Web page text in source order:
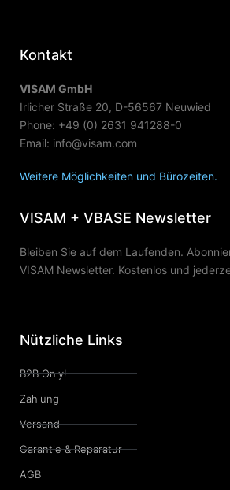
Kontakt
VISAM GmbH
Irlicher Straße 20, D-56567 Neuwied
Phone: +49 (0) 2631 941288-0
Email: info@visam.com
Weitere Möglichkeiten und Bürozeiten.
VISAM + VBASE Newsletter
Bleiben Sie auf dem Laufenden.
VISAM Newsletter. Kostenlos und
Nützliche Links
B2B Only!
Zahlung
Versand
Garantie & Reparatur
AGB